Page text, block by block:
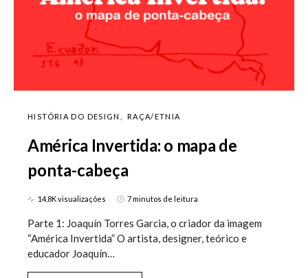
HISTÓRIA DO DESIGN RAÇA/ETNIA
América Invertida: o mapa de
ponta-cabeça
14,8K visualizações 7 minutos de leitura
Parte 1: Joaquín Torres Garcia, o criador da imagem
“América Invertida” O artista, designer, teórico e
educador Joaquín…